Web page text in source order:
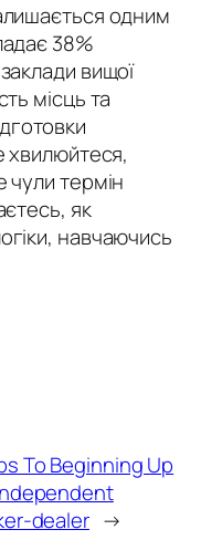
одним
38%
вищої
місць та
хвилюйтеся,
чули термін
як
навчаючись
To Beginning Up
dealer →